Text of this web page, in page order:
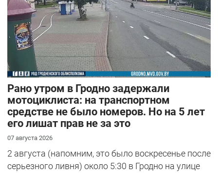
Рано утром в Гродно задержали
мотоциклиста: на транспортном
средстве не было номеров. Но на 5 лет
его лишат прав не за это
07 августа 2026
2 августа (напомним, это было воскресенье после
серьезного ливня) около 5:30 в Гродно на улице